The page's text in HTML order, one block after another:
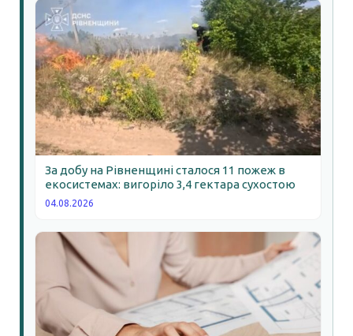
За добу на Рівненщині сталося 11 пожеж в
екосистемах: вигоріло 3,4 гектара сухостою
04.08.2026